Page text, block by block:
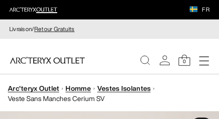
FR
Livraison/Retour Gratuits
0
FEMME
Arc'teryx Outlet Homme
Vestes Isolantes
Veste Sans Manches Cerium SV